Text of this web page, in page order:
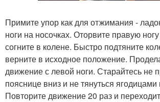
Примите упор как для отжимания -
ноги на носочках. Оторвите правую
согните в колене. Быстро подтяните
верните в исходное положение.
движение с левой ноги. Старайтесь не
пояснице вниз и не тянуться ягодицами
Повторите движение 20 раз и